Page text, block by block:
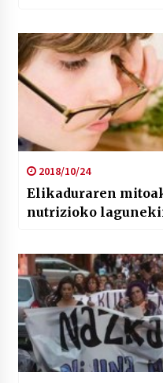
2018/10/24
Elikaduraren
nutrizioko